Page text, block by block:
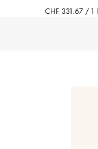
CHF 331.67 / 1 l